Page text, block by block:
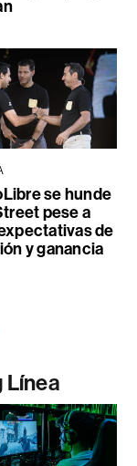
se hunde
pese a
de
y ganancia
Línea